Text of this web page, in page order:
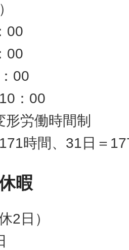
00
00
00
：00
労働時間制
時間、31日＝
暇
2日）